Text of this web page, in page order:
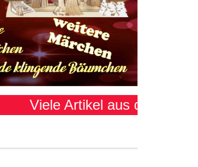
Viele Artikel aus der